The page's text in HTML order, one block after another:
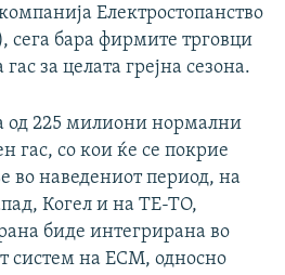
Електростопанство
бара фирмите трговци
за целата грејна сезона.
од 225 милиони нормални
гас, со кои ќе се покрие
во наведениот период, на
Когел и на ТЕ-ТО,
биде интегрирана во
систем на ЕСМ, односно